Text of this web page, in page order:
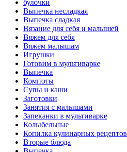
булочки
Выпечка несладкая
Выпечка сладкая
Вязание для себя и малышей
Вяжем для себя
Вяжем малышам
Игрушки
Готовим в мультиварке
Выпечка
Компоты
Супы и каши
Заготовки
Занятия с малышами
Запеканки в мультиварке
Колыбельные
Копилка кулинарных рецептов
Вторые блюда